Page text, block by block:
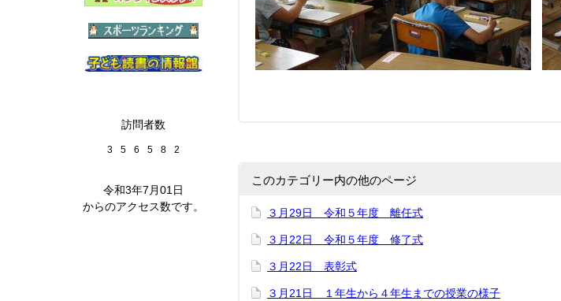
訪問者数
3 5 6 5 8 2
令和3年7月01日
からのアクセス数です。
このカテゴリー内の他のページ
３月29日 令和５年度 離任式
３月22日 令和５年度 修了式
３月22日 表彰式
３月21日 １年生から４年生までの授業の様子